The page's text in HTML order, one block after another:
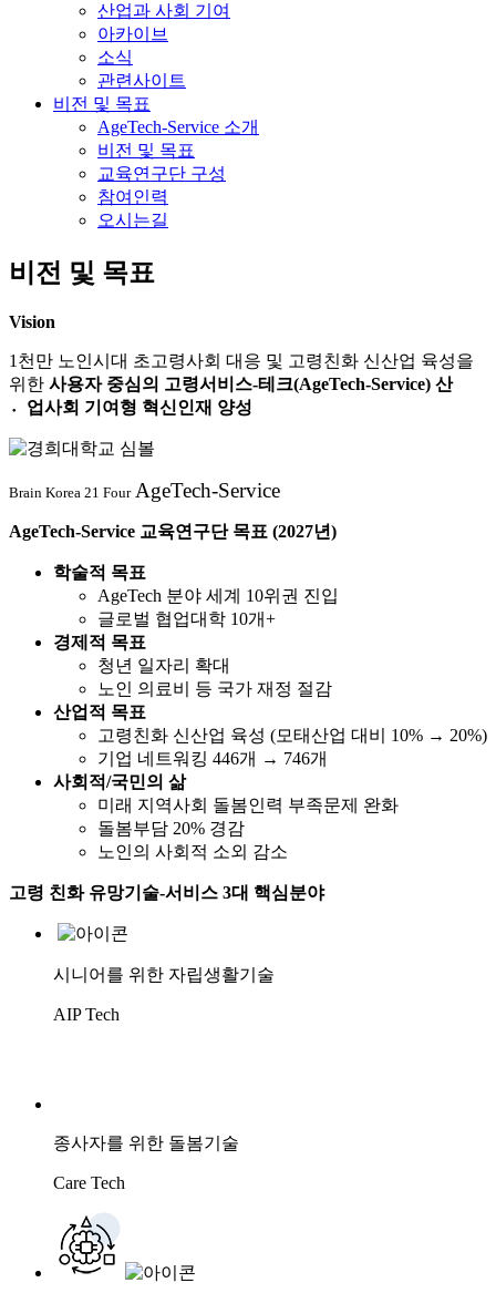
산업과 사회 기여
아카이브
소식
관련사이트
비전 및 목표
AgeTech-Service 소개
비전 및 목표
교육연구단 구성
참여인력
오시는길
비전 및 목표
Vision
1천만 노인시대 초고령사회 대응 및 고령친화 신산업 육성을
위한 사용자 중심의 고령서비스-테크(AgeTech-Service) 산
업〮사회 기여형 혁신인재 양성
Brain Korea 21 Four AgeTech-Service
AgeTech-Service 교육연구단 목표 (2027년)
학술적 목표
AgeTech 분야 세계 10위권 진입
글로벌 협업대학 10개+
경제적 목표
청년 일자리 확대
노인 의료비 등 국가 재정 절감
산업적 목표
고령친화 신산업 육성 (모태산업 대비 10% → 20%)
기업 네트워킹 446개 → 746개
사회적/국민의 삶
미래 지역사회 돌봄인력 부족문제 완화
돌봄부담 20% 경감
노인의 사회적 소외 감소
고령 친화 유망기술-서비스 3대 핵심분야
시니어를 위한 자립생활기술
AIP Tech
종사자를 위한 돌봄기술
Care Tech